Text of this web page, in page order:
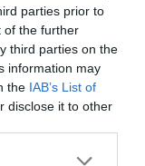
parties prior to
of the further
third parties on the
information may
the IAB’s List of
disclose it to other
de Google
de actualidad.
ACTIVAR AHORA